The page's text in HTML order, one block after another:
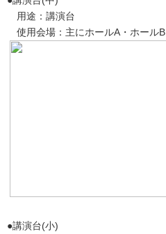
用途：講演台
使用会場：主にホールA・ホールB
●講演台(小)